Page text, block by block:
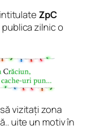
ZpC
publica zilnic o
vizitați zona
uite un motiv în